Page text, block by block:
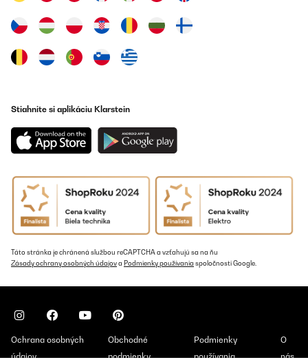
Der Heizstrahler als solcher ist top.Kleine Mankos sind das
etwas kurze Kabel für eine Wandbefestigung und
dieWandhalterung. Die Anleitung hilft nicht weiter, so half nur
probieren und fluchen.
Ein super Produkt, schnell angebaut und funktioniert tadellos. Bin
mega zufrieden, heizt in Kürze den Raum auf und lässt sich
mühelos regulieren. Würde es wieder kaufen...
Amazon-Benutzer
Es ist bereits der zweite Heizstrahler den wir kaufen und wir sind
erneut zufrieden. Diesmal war es sogar eine Blitzlieferung,
perfekt. Wir werden noch einen dritten bestellen :-)
Amazon-Benutzer
Stiahnite si aplikáciu Klarstein
Táto stránka je chránená službou reCAPTCHA a vzťahujú sa na ňu
Zásady ochrany osobných údajova Podmienky používania spoločnosti Google.
Ochrana osobných
údajov
Obchodné
podmienky
Podmienky
používania
O
nás